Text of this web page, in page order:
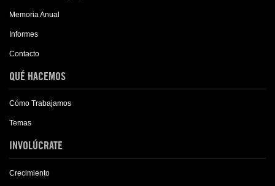
Memoria Anual
Informes
Contacto
QUÉ HACEMOS
Cómo Trabajamos
Temas
INVOLÚCRATE
Crecimiento